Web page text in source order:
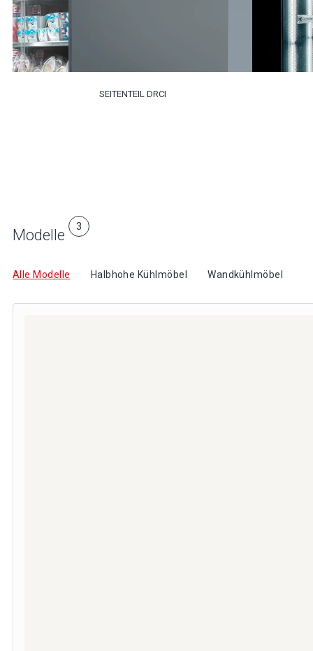
SEITENTEIL DRCI
Modelle 3
Alle Modelle Halbhohe Kühlmöbel Wandkühlmöbel